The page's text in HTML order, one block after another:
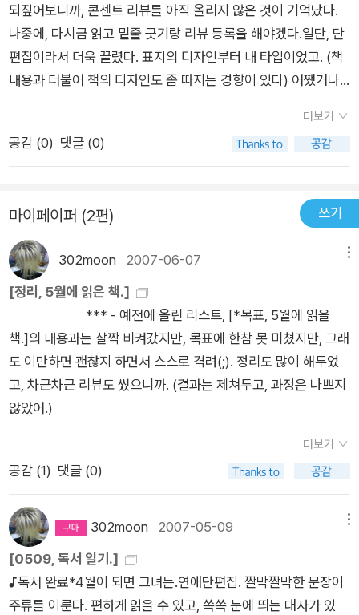
되짚어보니까, 콘센트 리뷰를 아직 올리지 않은 것이 기억났다.
나중에, 다시금 읽고 밑줄 긋기랑 리뷰 등록을 해야겠다.일단, 단
편집이라서 더욱 끌렸다. 표지의 디자인부터 내 타입이었고. (책
내용과 더불어 책의 디자인도 좀 따지는 경향이 있다) 어쨌거나,
낸다거나_ 허나, 약간은 짜증을 내긴 했었다.)읽기는 했지만, 아
홉 가지 단편은 전체적 평으로 그다지 특이했다거나 환호하는 스
타일의 글은 결코 아니었다. 다만, 표제작이랑 몇몇 단편에서 군
데군데 담아두고픈 표현(개인적 판단으로)을 발견했다는 정도가
건진 거라고 할까.(건방진 거 알지만, 그렇다고 덮어놓을 수는 없
는 법. 좋았다는 인상으로 쉬이 바꿀 수도 없는 법.)또한 간간이,
등장인물들의 대화가 끌어당기는 매력이 있었다. 그 대화가, 소설
의 전체(분위기라던가, 의도라던가)를 아우르는 열쇠가 되었다는
생각을 한다.[“응, 서른이 되기 전에 좀 과감한 행동을 해보고 싶
어서. 그렇게라도 하지 않으면 마냥 이대로 눌러앉을 것 같아서
말이지.”][“대단하지, 벚나무. 아무 불평 않고 기다렸어. 비가 그
치고 꽃이 피기를, 그저 잠자코 기다린 거야. 슬퍼하지도 않고 괴
로워하지도 않고, 아니 그런 생각조차 하지 않고 끈질기게 기다리
해 언급한다면, 그리 주관이 뚜렷한 타입은 아니었다. 그래서 달
리 끌리지 않았던 걸지도 모르겠다. 나는, 다소 충동적이긴 해도,
결단력 있는 주인공에 이끌린다. 이건 밝음과 어둠의 확연한 구분
이 아니다. 밝아서 돋보이는 주인공이 있고, 어두워서 공감하여
고개를 끄덕거리게 만드는 주인공이 분명 있다. (스스로는 어두
운 주인공에 더욱 빠져들지만)비록 현 상황에 고립되어 있을지라
도, 무언가 뒤집을 수 있는 여지를 보여주는 그런 주인공. 감당할
더보기
공감 (0) 댓글 (0)
마이페이퍼 (2편) 쓰기
302moon 2007-06-07
[정리, 5월에 읽은 책.]
책.]의 내용과는 살짝 비켜갔지만, 목표에 한참 못 미쳤지만, 그래
도 이만하면 괜찮지 하면서 스스로 격려(;). 정리도 많이 해두었
고, 차근차근 리뷰도 썼으니까. (결과는 제쳐두고, 과정은 나쁘지
않았어.)
더보기
공감 (1) 댓글 (0)
302moon 2007-05-09
[0509, 독서 일기.]
♪독서 완료*4월이 되면 그녀는.연애단편집. 짤막짤막한 문장이
주류를 이룬다. 편하게 읽을 수 있고, 쏙쏙 눈에 띄는 대사가 있